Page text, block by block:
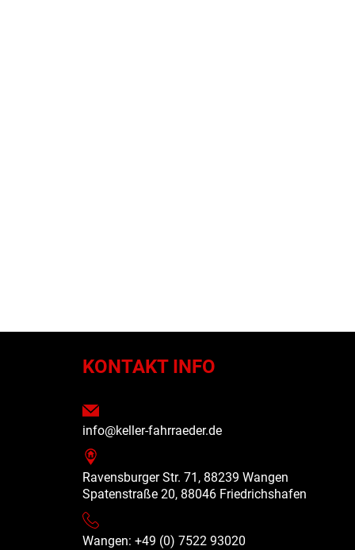
KONTAKT INFO
info@keller-fahrraeder.de
Ravensburger Str. 71, 88239 Wangen
Spatenstraße 20, 88046 Friedrichshafen
Wangen: +49 (0) 7522 93020